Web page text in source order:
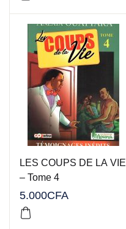
LES COUPS DE LA VIE
– Tome 4
5.000CFA